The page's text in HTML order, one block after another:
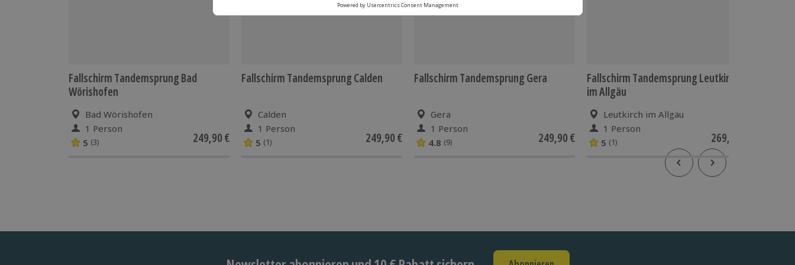
Fallschirm Tandemsprung Bad
Wörishofen
Bad Wörishofen
1 Person
5 (3) 249,90 €
Fallschirm Tandemsprung Calden
Calden
1 Person
5 (1) 249,90 €
Fallschirm Tandemsprung Gera
Gera
1 Person
4.8 (9) 249,90 €
Fallschirm Tandemsprung Leutkirch
im Allgäu
Leutkirch im Allgäu
1 Person
5 (1) 269,90 €